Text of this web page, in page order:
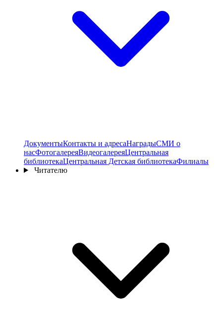
ДокументыКонтакты и адресаНаградыСМИ о
насФотогалереяВидеогалереяЦентральная
библиотекаЦентральная Детская библиотекаФилиалы
Читателю